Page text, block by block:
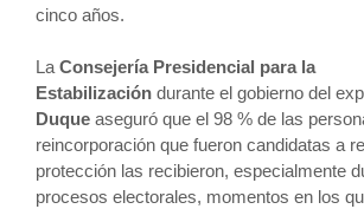
cinco años.
La Consejería Presidencial para la
Estabilización durante el gobierno del
Duque aseguró que el 98 % de las
reincorporación que fueron candidatas a
protección las recibieron, especialmente
procesos electorales, momentos en los